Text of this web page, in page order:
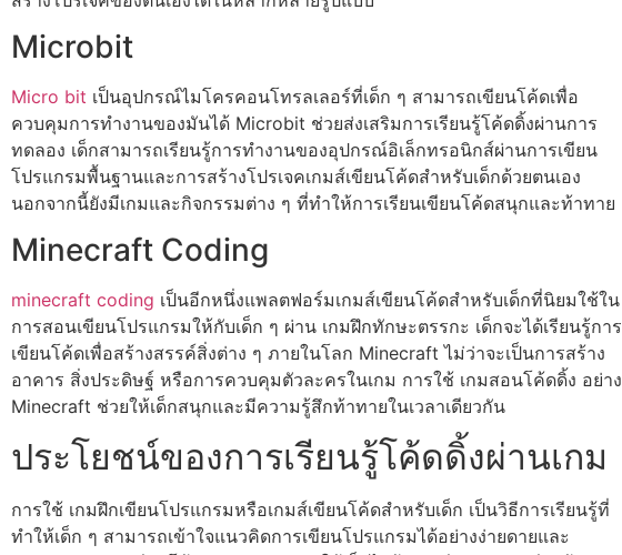
Microbit
Micro bit เป็นอุปกรณ์ไมโครคอนโทรลเลอร์ที่เด็ก ๆ สามารถเขียนโค้ดเพื่อ
ควบคุมการทำงานของมันได้ Microbit ช่วยส่งเสริมการเรียนรู้โค้ดดิ้งผ่านการ
ทดลอง เด็กสามารถเรียนรู้การทำงานของอุปกรณ์อิเล็กทรอนิกส์ผ่านการเขียน
โปรแกรมพื้นฐานและการสร้างโปรเจคเกมส์เขียนโค้ดสำหรับเด็กด้วยตนเอง
นอกจากนี้ยังมีเกมและกิจกรรมต่าง ๆ ที่ทำให้การเรียนเขียนโค้ดสนุกและท้าทาย
Minecraft Coding
minecraft coding เป็นอีกหนึ่งแพลตฟอร์มเกมส์เขียนโค้ดสำหรับเด็กที่นิยมใช้ใน
การสอนเขียนโปรแกรมให้กับเด็ก ๆ ผ่าน เกมฝึกทักษะตรรกะ เด็กจะได้เรียนรู้การ
เขียนโค้ดเพื่อสร้างสรรค์สิ่งต่าง ๆ ภายในโลก Minecraft ไม่ว่าจะเป็นการสร้าง
อาคาร สิ่งประดิษฐ์ หรือการควบคุมตัวละครในเกม การใช้ เกมสอนโค้ดดิ้ง อย่าง
Minecraft ช่วยให้เด็กสนุกและมีความรู้สึกท้าทายในเวลาเดียวกัน
ประโยชน์ของการเรียนรู้โค้ดดิ้งผ่านเกม
การใช้ เกมฝึกเขียนโปรแกรมหรือเกมส์เขียนโค้ดสำหรับเด็ก เป็นวิธีการเรียนรู้ที่
ทำให้เด็ก ๆ สามารถเข้าใจแนวคิดการเขียนโปรแกรมได้อย่างง่ายดายและ